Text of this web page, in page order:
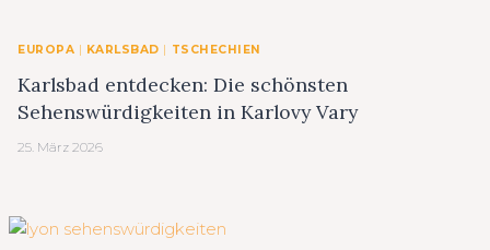
EUROPA KARLSBAD TSCHECHIEN
Karlsbad entdecken: Die schönsten
Sehenswürdigkeiten in Karlovy Vary
25. März 2026